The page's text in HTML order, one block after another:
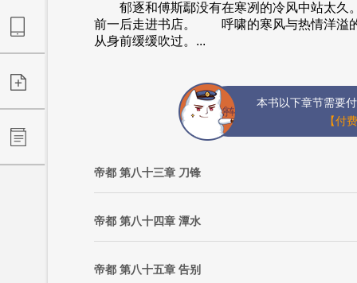
郁逐和傅斯鄢没有在寒冽的冷风中站太久
前一后走进书店。 呼啸的寒风与热情洋溢
从身前缓缓吹过。...
本书以下章节需要
【付
帝都 第八十三章 刀锋
帝都 第八十四章 潭水
帝都 第八十五章 告别